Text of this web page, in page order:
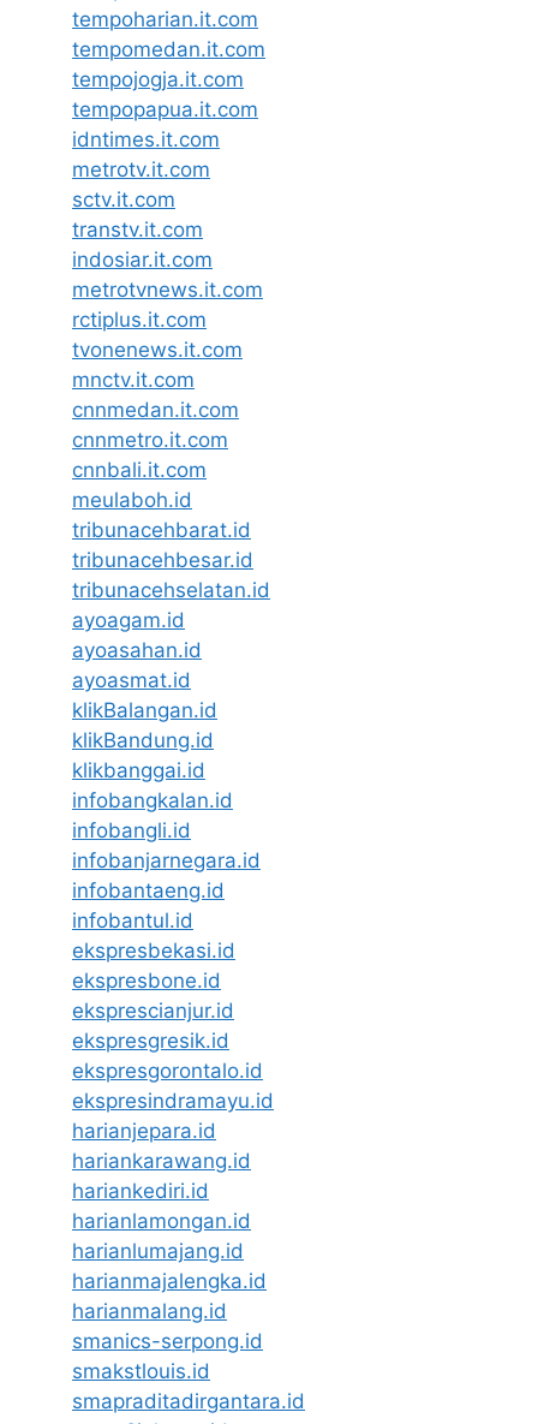
tempoharian.it.com
tempomedan.it.com
tempojogja.it.com
tempopapua.it.com
idntimes.it.com
metrotv.it.com
sctv.it.com
transtv.it.com
indosiar.it.com
metrotvnews.it.com
rctiplus.it.com
tvonenews.it.com
mnctv.it.com
cnnmedan.it.com
cnnmetro.it.com
cnnbali.it.com
meulaboh.id
tribunacehbarat.id
tribunacehbesar.id
tribunacehselatan.id
ayoagam.id
ayoasahan.id
ayoasmat.id
klikBalangan.id
klikBandung.id
klikbanggai.id
infobangkalan.id
infobangli.id
infobanjarnegara.id
infobantaeng.id
infobantul.id
ekspresbekasi.id
ekspresbone.id
eksprescianjur.id
ekspresgresik.id
ekspresgorontalo.id
ekspresindramayu.id
harianjepara.id
hariankarawang.id
hariankediri.id
harianlamongan.id
harianlumajang.id
harianmajalengka.id
harianmalang.id
smanics-serpong.id
smakstlouis.id
smapraditadirgantara.id